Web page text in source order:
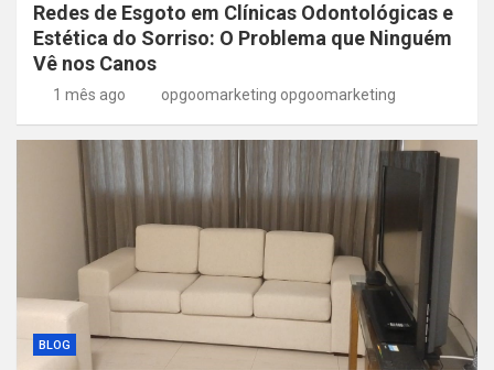
Redes de Esgoto em Clínicas Odontológicas e
Estética do Sorriso: O Problema que Ninguém
Vê nos Canos
1 mês ago opgoomarketing opgoomarketing
BLOG